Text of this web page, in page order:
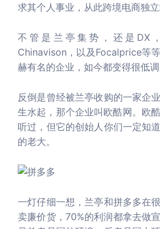
求其个人事业，从此跨境电商独立
不管是兰亭集势，还是DX
Chinavison，以及Focalprice等
赫有名的企业，如今都变得很低调
反倒是曾经被兰亭收购的一家企
生水起，那个企业叫欧酷网。欧
听过，但它的创始人你们一定知
的老大。
一灯仔细一想，兰亭和拼多多在
卖廉价货，70%的利润都拿去做